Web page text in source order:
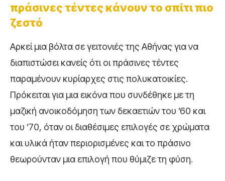
πράσινες τέντες κάνουν το σπίτι πιο
ζεστό
Αρκεί μια βόλτα σε γειτονιές της Αθήνας για να
διαπιστώσει κανείς ότι οι πράσινες τέντες
παραμένουν κυρίαρχες στις πολυκατοικίες.
Πρόκειται για μια εικόνα που συνδέθηκε με τη
μαζική ανοικοδόμηση των δεκαετιών του ’60 και
του ’70, όταν οι διαθέσιμες επιλογές σε χρώματα
και υλικά ήταν περιορισμένες και το πράσινο
θεωρούνταν μια επιλογή που θύμιζε τη φύση.